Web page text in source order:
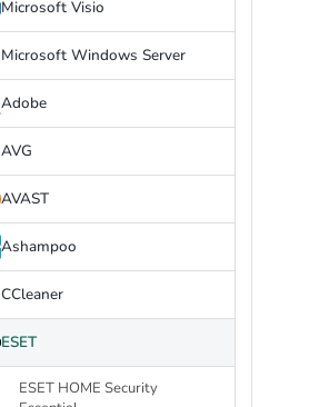
Microsoft Visio
Microsoft Windows Server
Adobe
AVG
AVAST
Ashampoo
CCleaner
ESET
ESET HOME Security